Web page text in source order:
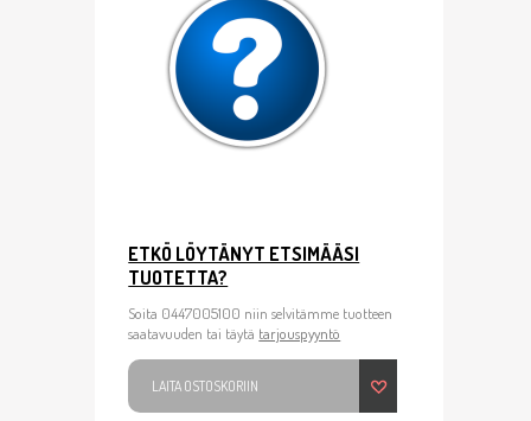
ETKÖ LÖYTÄNYT ETSIMÄÄSI
TUOTETTA?
Soita 0447005100 niin selvitämme tuotteen
saatavuuden tai täytä tarjouspyyntö
LAITA OSTOSKORIIN